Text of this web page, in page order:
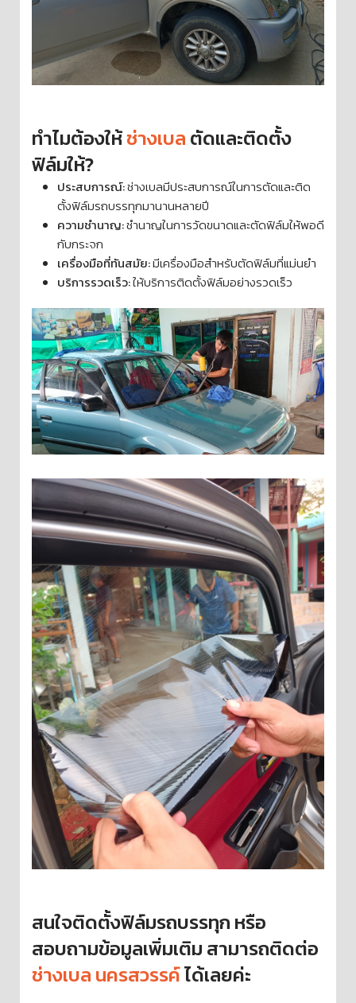
ทำไมต้องให้ช่างเบล ตัดและติดตั้ง
ฟิล์มให้?
ประสบการณ์:ช่างเบลมีประสบการณ์ในการตัดและติด
ตั้งฟิล์มรถบรรทุกมานานหลายปี
ความชำนาญ:ชำนาญในการวัดขนาดและตัดฟิล์มให้พอดี
กับกระจก
เครื่องมือที่ทันสมัย:มีเครื่องมือสำหรับตัดฟิล์มที่แม่นยำ
บริการรวดเร็ว:ให้บริการติดตั้งฟิล์มอย่างรวดเร็ว
สนใจติดตั้งฟิล์มรถบรรทุก หรือ
สอบถามข้อมูลเพิ่มเติม สามารถติดต่อ
ช่างเบล นครสวรรค์ได้เลยค่ะ